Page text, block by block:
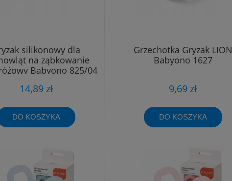
silikonowy dla
na ząbkowanie
Babyono 825/04
14,89 zł
DO KOSZYKA
Grzechotka Gryzak LION
Babyono 1627
9,69 zł
DO KOSZYKA